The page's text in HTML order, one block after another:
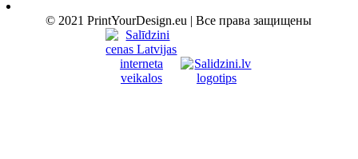
© 2021 PrintYourDesign.eu | Все права защищены